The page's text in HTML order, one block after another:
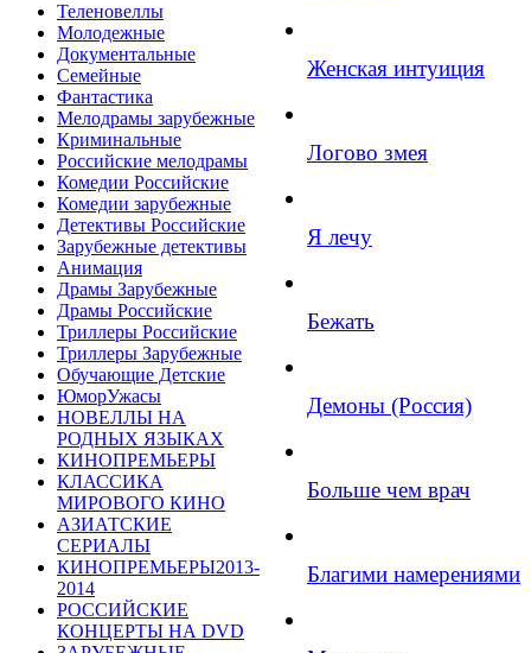
Теленовеллы
Молодежные
Документальные
Семейные
Фантастика
Мелодрамы зарубежные
Криминальные
Российские мелодрамы
Комедии Российские
Комедии зарубежные
Детективы Российские
Зарубежные детективы
Анимация
Драмы Зарубежные
Драмы Российские
Триллеры Российские
Триллеры Зарубежные
Обучающие Детские
ЮморУжасы
НОВЕЛЛЫ НА
РОДНЫХ ЯЗЫКАХ
КИНОПРЕМЬЕРЫ
КЛАССИКА
МИРОВОГО КИНО
АЗИАТСКИЕ
СЕРИАЛЫ
КИНОПРЕМЬЕРЫ2013-
2014
РОССИЙСКИЕ
КОНЦЕРТЫ НА DVD
Женская интуиция
Логово змея
Я лечу
Бежать
Демоны (Россия)
Больше чем врач
Благими намерениями